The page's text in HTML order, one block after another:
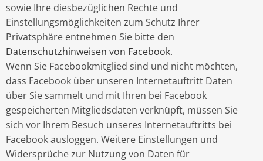
sowie Ihre diesbezüglichen Rechte und
Einstellungsmöglichkeiten zum Schutz Ihrer
Privatsphäre entnehmen Sie bitte den
Datenschutzhinweisen von Facebook.
Wenn Sie Facebookmitglied sind und nicht möchten,
dass Facebook über unseren Internetauftritt Daten
über Sie sammelt und mit Ihren bei Facebook
gespeicherten Mitgliedsdaten verknüpft, müssen Sie
sich vor Ihrem Besuch unseres Internetauftritts bei
Facebook ausloggen. Weitere Einstellungen und
Widersprüche zur Nutzung von Daten für